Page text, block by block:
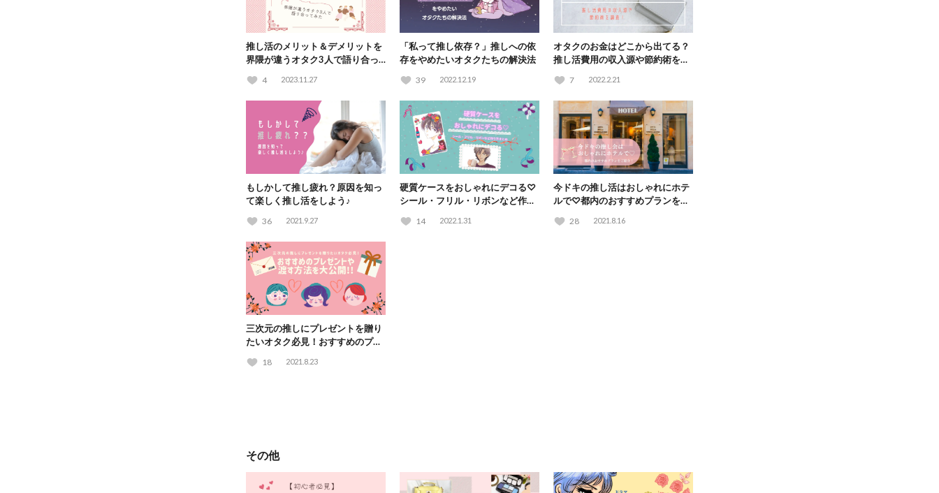
推し活のメリット＆デメリットを
界隈が違うオタク3人で語り合っ
4 2023.11.27
「私って推し依存？」推しへの依
存をやめたいオタクたちの解決法
39 2022.12.19
オタクのお金はどこから出てる？
推し活費用の収入源や節約術を調
7 2022.2.21
もしかして推し疲れ？原因を知っ
て楽しく推し活をしよう♪
36 2021.9.27
硬質ケースをおしゃれにデコる♡
シール・フリル・リボンなど作り
14 2022.1.31
今ドキの推し活はおしゃれにホテ
ルで♡都内のおすすめプランをご
28 2021.8.16
三次元の推しにプレゼントを贈り
たいオタク必見！おすすめのプレ
18 2021.8.23
その他